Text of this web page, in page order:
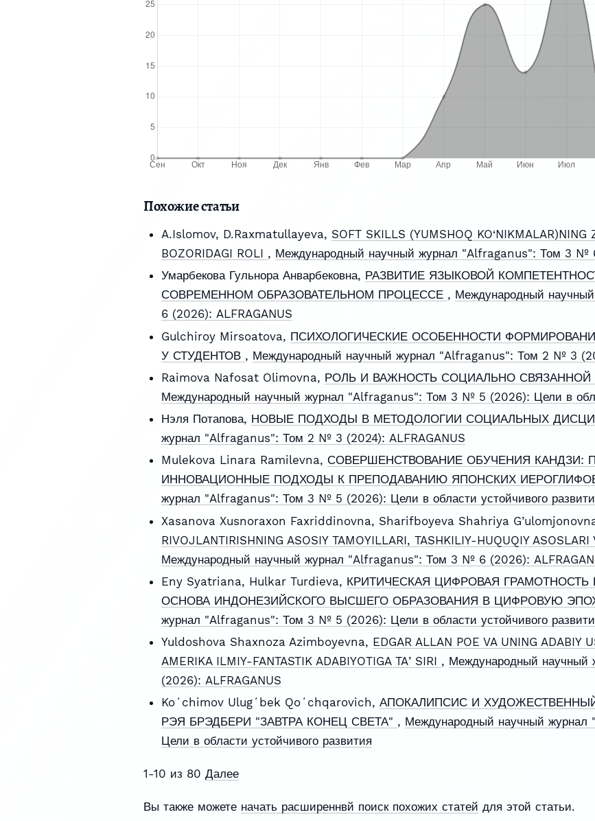
Похожие статьи
A.Islomov, D.Raxmatullayeva, SOFT SKILLS (YUMSHOQ KO‘NIKMALAR)NING
BOZORIDAGI ROLI , Международный научный журнал "Alfraganus": Том 3 №
Умарбекова Гульнора Анварбековна, РАЗВИТИЕ ЯЗЫКОВОЙ
СОВРЕМЕННОМ ОБРАЗОВАТЕЛЬНОМ ПРОЦЕССЕ , Международный
6 (2026): ALFRAGANUS
Gulchiroy Mirsoatova, ПСИХОЛОГИЧЕСКИЕ ОСОБЕННОСТИ
У СТУДЕНТОВ , Международный научный журнал "Alfraganus": Том 2 № 3
Raimova Nafosat Olimovna, РОЛЬ И ВАЖНОСТЬ СОЦИАЛЬНО
Международный научный журнал "Alfraganus": Том 3 № 5 (2026): Цели в
Нэля Потапова, НОВЫЕ ПОДХОДЫ В МЕТОДОЛОГИИ СОЦИАЛЬНЫХ
журнал "Alfraganus": Том 2 № 3 (2024): ALFRAGANUS
Mulekova Linara Ramilevna, СОВЕРШЕНСТВОВАНИЕ ОБУЧЕНИЯ КАНДЗИ:
ИННОВАЦИОННЫЕ ПОДХОДЫ К ПРЕПОДАВАНИЮ ЯПОНСКИХ
журнал "Alfraganus": Том 3 № 5 (2026): Цели в области устойчивого
Xasanova Xusnoraxon Faxriddinovna, Sharifboyeva Shahriya
RIVOJLANTIRISHNING ASOSIY TAMOYILLARI, TASHKILIY-HUQUQIY ASOSLARI
Международный научный журнал "Alfraganus": Том 3 № 6 (2026):
Eny Syatriana, Hulkar Turdieva, КРИТИЧЕСКАЯ ЦИФРОВАЯ ГРАМОТНОСТЬ
ОСНОВА ИНДОНЕЗИЙСКОГО ВЫСШЕГО ОБРАЗОВАНИЯ В ЦИФРОВУЮ
журнал "Alfraganus": Том 3 № 5 (2026): Цели в области устойчивого
Yuldoshova Shaxnoza Azimboyevna, EDGAR ALLAN POE VA UNING ADABIY
AMERIKA ILMIY-FANTASTIK ADABIYOTIGA TAʼSIRI , Международный
(2026): ALFRAGANUS
Koʻchimov Ulugʻbek Qoʻchqarovich, АПОКАЛИПСИС И
РЭЯ БРЭДБЕРИ "ЗАВТРА КОНЕЦ СВЕТА" , Международный научный
Цели в области устойчивого развития
1-10 из 80 Далее
Вы также можете начать расширеннвй поиск похожих статей для этой статьи.